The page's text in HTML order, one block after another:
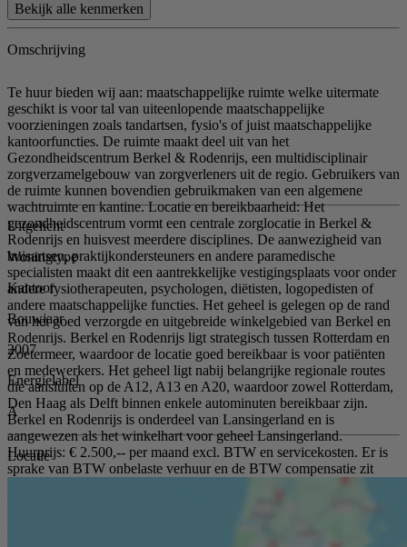
Bekijk alle kenmerken
Omschrijving
Te huur bieden wij aan: maatschappelijke ruimte welke uitermate
geschikt is voor tal van uiteenlopende maatschappelijke
voorzieningen zoals tandartsen, fysio's of juist maatschappelijke
kantoorfuncties. De ruimte maakt deel uit van het
Gezondheidscentrum Berkel & Rodenrijs, een multidisciplinair
zorgverzamelgebouw van zorgverleners uit de regio. Gebruikers van
de ruimte kunnen bovendien gebruikmaken van een algemene
wachtruimte en kantine. Locatie en bereikbaarheid: Het
gezondheidscentrum vormt een centrale zorglocatie in Berkel &
Rodenrijs en huisvest meerdere disciplines. De aanwezigheid van
huisartsen, praktijkondersteuners en andere paramedische
specialisten maakt dit een aantrekkelijke vestigingsplaats voor onder
andere fysiotherapeuten, psychologen, diëtisten, logopedisten of
andere maatschappelijke functies. Het geheel is gelegen op de rand
van het goed verzorgde en uitgebreide winkelgebied van Berkel en
Rodenrijs. Berkel en Rodenrijs ligt strategisch tussen Rotterdam en
Zoetermeer, waardoor de locatie goed bereikbaar is voor patiënten
en medewerkers. Het geheel ligt nabij belangrijke regionale routes
die aansluiten op de A12, A13 en A20, waardoor zowel Rotterdam,
Den Haag als Delft binnen enkele autominuten bereikbaar zijn.
Berkel en Rodenrijs is onderdeel van Lansingerland en is
aangewezen als het winkelhart voor geheel Lansingerland.
Huurprijs: € 2.500,-- per maand excl. BTW en servicekosten. Er is
sprake van BTW onbelaste verhuur en de BTW compensatie zit
reeds in de huurprijs begrepen. Servicekosten: Ca. € 95,- per m²
Uitgelicht
Woningtype
Kantoor
Bouwjaar
2007
Energielabel
A
Locatie